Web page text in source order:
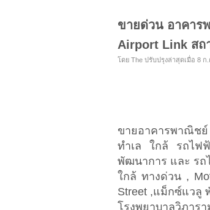
ขายด่วน อาคาร
Airport Link สถ
โดย The ปรับปรุงล่าสุดเมื่อ 8 ก.
ขายอาคารพาณิช
ทำเล ใกล้ รถไฟ
พัฒนาการ และ ร
ใกล้ ทางด่วน ,
Street ,แม็กซ์แวลู
โรงพยาบาลวิภาร